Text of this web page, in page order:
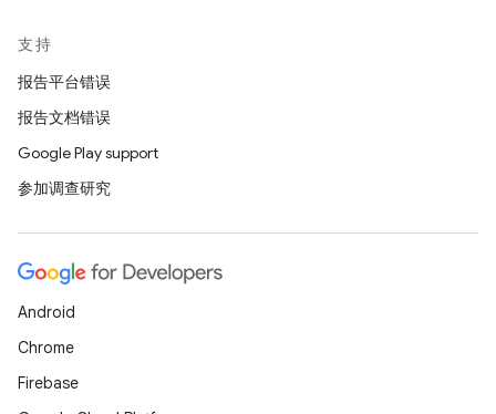
支持
报告平台错误
报告文档错误
Google Play support
参加调查研究
Android
Chrome
Firebase